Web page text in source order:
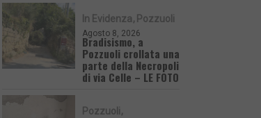
In Evidenza Pozzuoli
Agosto 8, 2026
Bradisismo, a
Pozzuoli crollata una
parte della Necropoli
di via Celle – LE FOTO
Pozzuoli